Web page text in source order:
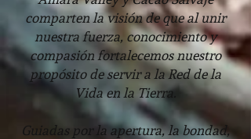
comparten la visión de que al unir
nuestra fuerza, conocimiento y
compasión fortalecemos nuestro
propósito de servir a la Red de la
Vida en la Tierra.
Guiadas por la apertura, la bondad,